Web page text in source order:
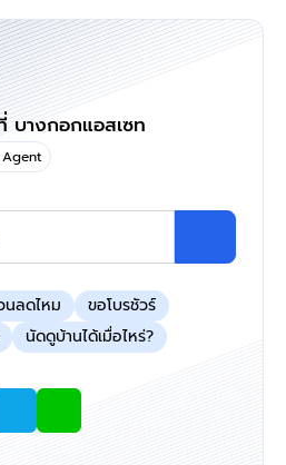
บางกอกแอสเซท
Agent
นลดไหม
ขอโบรชัวร์
นัดดูบ้านได้เมื่อไหร่?